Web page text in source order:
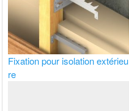
Fixation pour isolation extérieu
re